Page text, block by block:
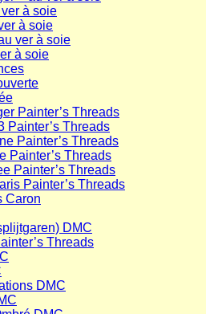
à soie
à soie
ver à soie
à soie
Painter’s Threads
Painter’s Threads
Painter’s Threads
Painter’s Threads
Painter’s Threads
Painter’s Threads
Caron
DMC
Threads
DMC